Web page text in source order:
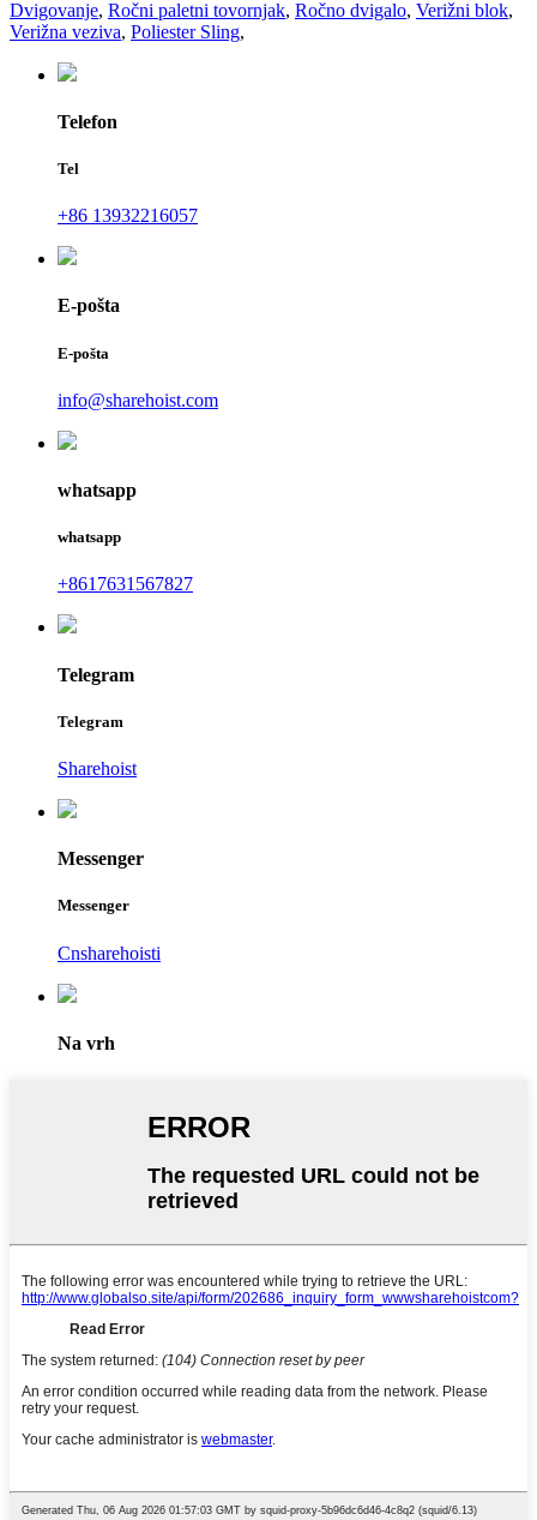
Dvigovanje, Ročni paletni tovornjak, Ročno dvigalo, Verižni blok,
Verižna veziva, Poliester Sling,
Telefon
Tel
+86 13932216057
E-pošta
E-pošta
info@sharehoist.com
whatsapp
whatsapp
+8617631567827
Telegram
Telegram
Sharehoist
Messenger
Messenger
Cnsharehoisti
Na vrh